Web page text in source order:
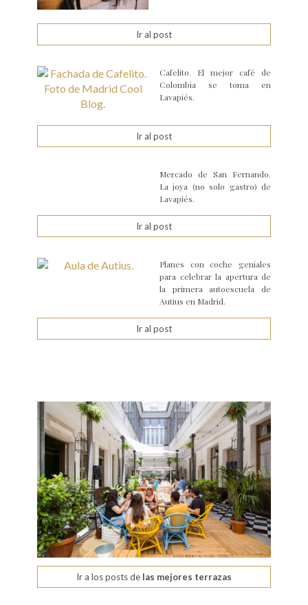
Ir al post
Cafelito. El mejor café de
Colombia se toma en
Lavapiés.
Ir al post
Mercado de San Fernando.
La joya (no solo gastro) de
Lavapiés.
Ir al post
Planes con coche geniales
para celebrar la apertura de
la primera autoescuela de
Autius en Madrid.
Ir al post
Ir a los posts de las mejores terrazas